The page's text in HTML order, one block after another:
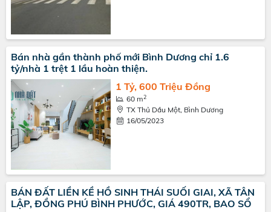
Bán nhà gần thành phố mới Bình Dương chỉ 1.6
tỷ/nhà 1 trệt 1 lầu hoàn thiện.
1 Tỷ, 600 Triệu Đồng
60 m2
TX Thủ Dầu Một, Bình Dương
16/05/2023
BÁN ĐẤT LIỀN KỀ HỒ SINH THÁI SUỐI GIAI, XÃ TÂN
LẬP, ĐỒNG PHÚ BÌNH PHƯỚC, GIÁ 490TR, BAO SỔ